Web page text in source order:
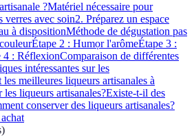
?Matériel nécessaire pour
verres avec soin2. Préparez un espace
à dispositionMéthode de dégustation pas
Étape 2 : Humọr l'arômeÉtape 3 :
4 : RéflexionComparaison de différentes
intéressantes sur les
les meilleures liqueurs artisanales à
liqueurs artisanales?Existe-t-il des
conserver des liqueurs artisanales?
)